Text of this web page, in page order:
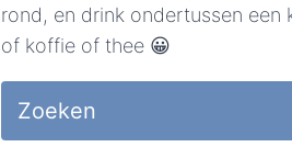
rond, en drink ondertussen een
of koffie of thee 😀
Zoeken